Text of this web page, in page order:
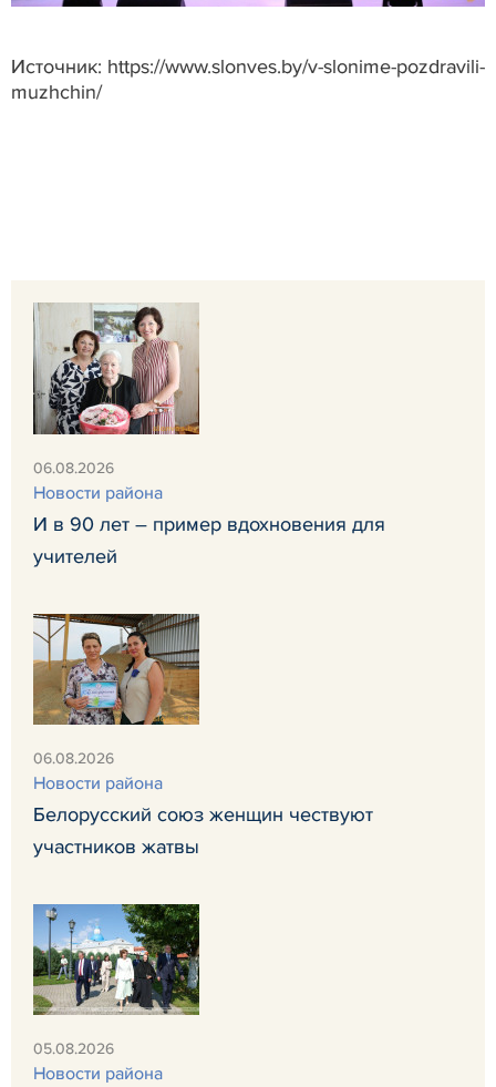
Источник: https://www.slonves.by/v-slonime-pozdravili-
muzhchin/
06.08.2026
Новости района
И в 90 лет – пример вдохновения для
учителей
06.08.2026
Новости района
Белорусский союз женщин чествуют
участников жатвы
05.08.2026
Новости района